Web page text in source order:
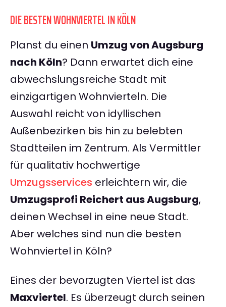
DIE BESTEN WOHNVIERTEL IN KÖLN
Planst du einen Umzug von Augsburg
nach Köln? Dann erwartet dich eine
abwechslungsreiche Stadt mit
einzigartigen Wohnvierteln. Die
Auswahl reicht von idyllischen
Außenbezirken bis hin zu belebten
Stadtteilen im Zentrum. Als Vermittler
für qualitativ hochwertige
Umzugsservices erleichtern wir, die
Umzugsprofi Reichert aus Augsburg,
deinen Wechsel in eine neue Stadt.
Aber welches sind nun die besten
Wohnviertel in Köln?
Eines der bevorzugten Viertel ist das
Maxviertel. Es überzeugt durch seinen